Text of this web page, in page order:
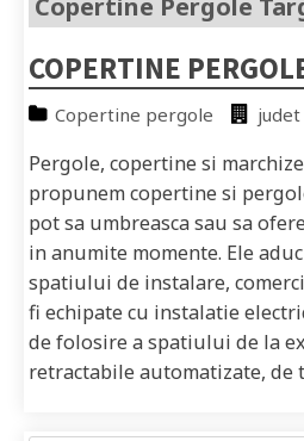
COPERTINE
Copertine pergole
Pergole, copertine si
propunem copertine si
pot sa umbreasca sau sa
in anumite momente. Ele
spatiului de instalare,
fi echipate cu instalatie
de folosire a spatiului de la
retractabile automatizate,